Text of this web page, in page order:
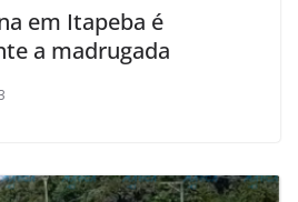
em Itapeba é
a madrugada